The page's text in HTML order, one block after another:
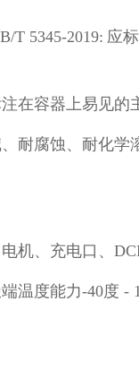
T 5345-2019: 应
在容器上易见的
耐腐蚀、耐化
机、充电口、
温度能力-40度 -